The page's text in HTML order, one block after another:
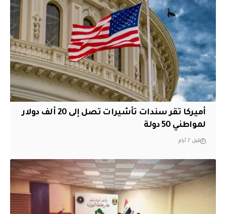
أميركا تقر سندات تأشيرات تصل إلى 20 ألف دولار
لمواطني 50 دولة
قبل 7 أيام